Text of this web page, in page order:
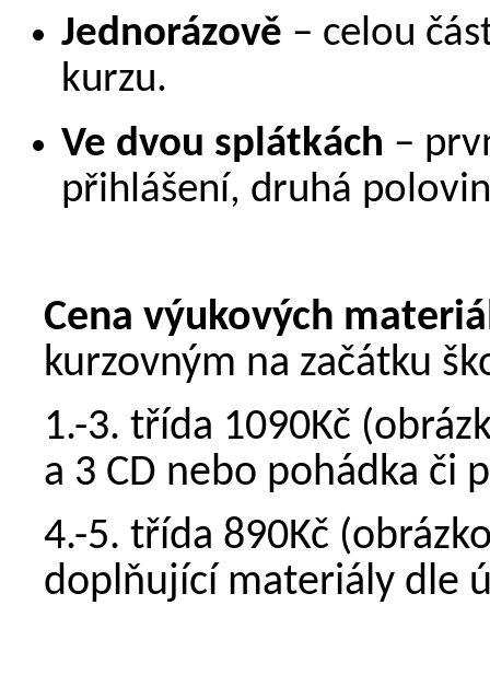
Jednorázově – celou
kurzu.
Ve dvou splátkách –
přihlášení, druhá
Cena výukových
kurzovným na začátku
1.-3. třída 1090Kč
a 3 CD nebo pohádka či
4.-5. třída 890Kč
doplňující materiály dle